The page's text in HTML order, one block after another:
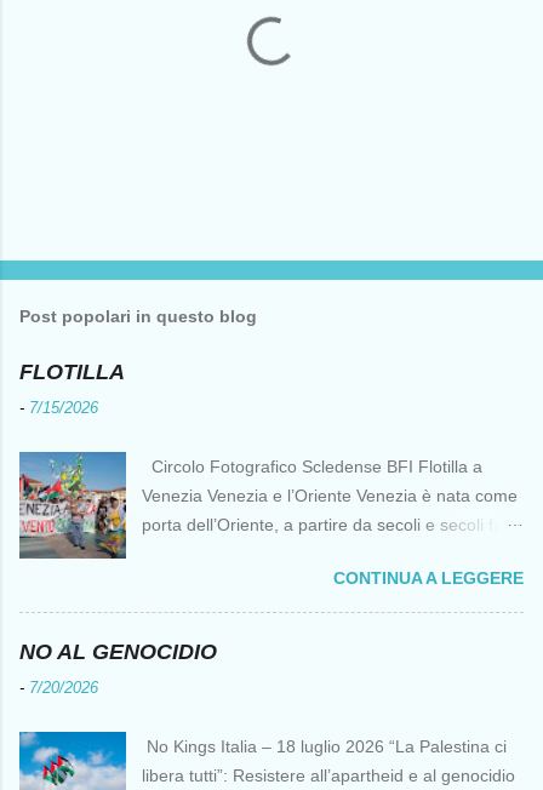
a
n
c
o
e
n
t
o
Post popolari in questo blog
FLOTILLA
- 7/15/2026
Circolo Fotografico Scledense BFI Flotilla a
Venezia Venezia e l’Oriente Venezia è nata come
porta dell’Oriente, a partire da secoli e secoli fa ai
di cantierizzazione veneziane divennero preziose
per tutti i crociati diretti a Gerusalemme. Proprio
le crociate fornirono ai veneziani l’occasione per
del Duecento. Dal XIII al XV secolo Venezia
CONTINUA A LEGGERE
NO AL GENOCIDIO
- 7/20/2026
No Kings Italia – 18 luglio 2026 “La Palestina ci
libera tutti”: Resistere all’apartheid e al genocidio